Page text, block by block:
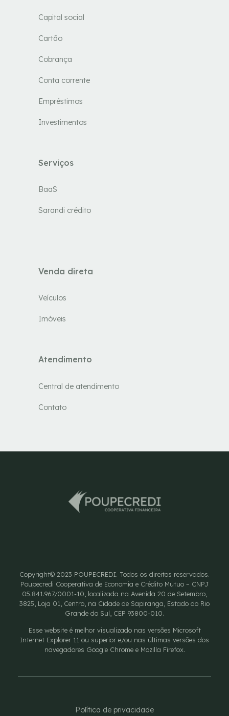
Capital social
Cartão
Cobrança
Conta corrente
Empréstimos
Investimentos
Serviços
BaaS
Sarandi crédito
Venda direta
Veículos
Imóveis
Atendimento
Central de atendimento
Contato
Copyright© 2023 POUPECREDI. Todos os direitos reservados.
Poupecredi Cooperativa de Economia e Crédito Mutuo – CNPJ
05.841.967/0001-10, localizada na Avenida 20 de Setembro,
3825, Loja 01, Centro, na Cidade de Sapiranga, Estado do Rio
Grande do Sul, CEP 93800-010.
Esse website é melhor visualizado nas versões Microsoft
Internet Explorer 11 ou superior e/ou nas últimas versões dos
navegadores Google Chrome e Mozilla Firefox.
Política de privacidade